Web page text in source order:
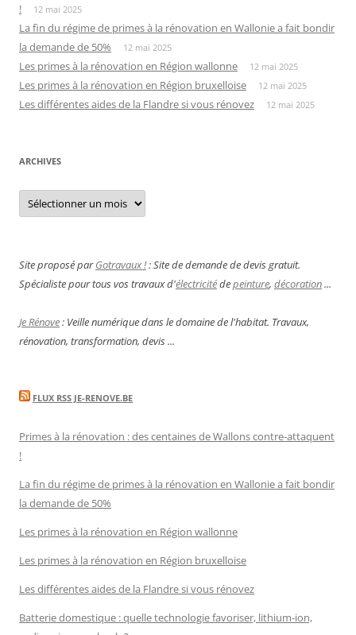
!
12 mai 2025
La fin du régime de primes à la rénovation en Wallonie a fait bondir
la demande de 50%
12 mai 2025
Les primes à la rénovation en Région wallonne 12 mai 2025
Les primes à la rénovation en Région bruxelloise 12 mai 2025
Les différentes aides de la Flandre si vous rénovez 12 mai 2025
ARCHIVES
Archives
Site proposé parGotravaux !: Site de demande de devis gratuit.
Spécialiste pour tous vos travaux d'électricitédepeinture, décoration...
Je Rénove: Veille numérique dans le domaine de l'habitat. Travaux,
rénovation, transformation, devis ...
FLUX RSS JE-RENOVE.BE
Primes à la rénovation : des centaines de Wallons contre-attaquent
!
La fin du régime de primes à la rénovation en Wallonie a fait bondir
la demande de 50%
Les primes à la rénovation en Région wallonne
Les primes à la rénovation en Région bruxelloise
Les différentes aides de la Flandre si vous rénovez
Batterie domestique : quelle technologie favoriser, lithium-ion,